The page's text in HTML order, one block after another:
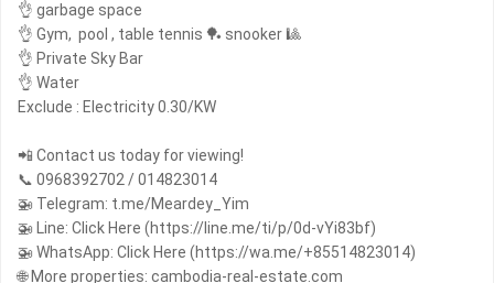
👌 garbage space
👌 Gym, pool , table tennis 🏓 snooker 🎱
👌 Private Sky Bar
👌 Water
Exclude : Electricity 0.30/KW
📲 Contact us today for viewing!
📞 0968392702 / 014823014
🚁 Telegram: t.me/Meardey_Yim
🚁 Line: Click Here (https://line.me/ti/p/0d-vYi83bf)
🚁 WhatsApp: Click Here (https://wa.me/+85514823014)
🌐 More properties: cambodia-real-estate.com